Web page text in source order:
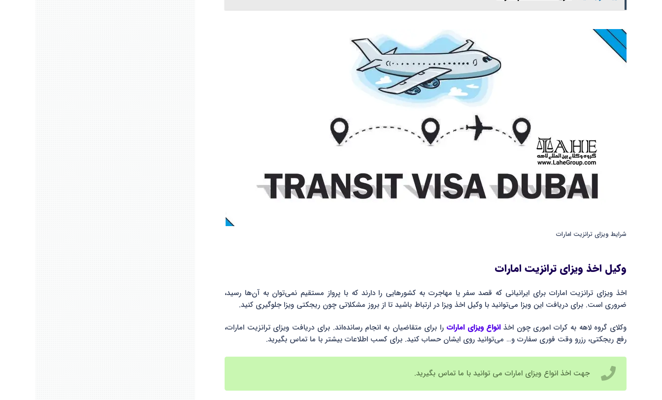
شرایط ویزای ترانزیت امارات
وکیل اخذ ویزای ترانزیت امارات
اخذ ویزای ترانزیت امارات برای ایرانیانی که قصد سفر یا مهاجرت به کشورهایی را دارند که با پرواز مستقیم نمی‌توان به آن‌ها رسید،
ضروری است. برای دریافت این ویزا می‌توانید با وکیل اخذ ویزا در ارتباط باشید تا از بروز مشکلاتی چون ریجکتی ویزا جلوگیری کنید.
وکلای گروه لاهه به کرات اموری چون اخذانواع ویزای امارات را برای متقاضیان به انجام رسانده‌اند. برای دریافت ویزای ترانزیت امارات،
رفع ریجکتی، رزرو وقت فوری سفارت و… می‌توانید روی ایشان حساب کنید. برای کسب اطلاعات بیشتر با ما تماس بگیرید.
جهت اخذ انواع ویزای امارات می توانید با ما تماس بگیرید.